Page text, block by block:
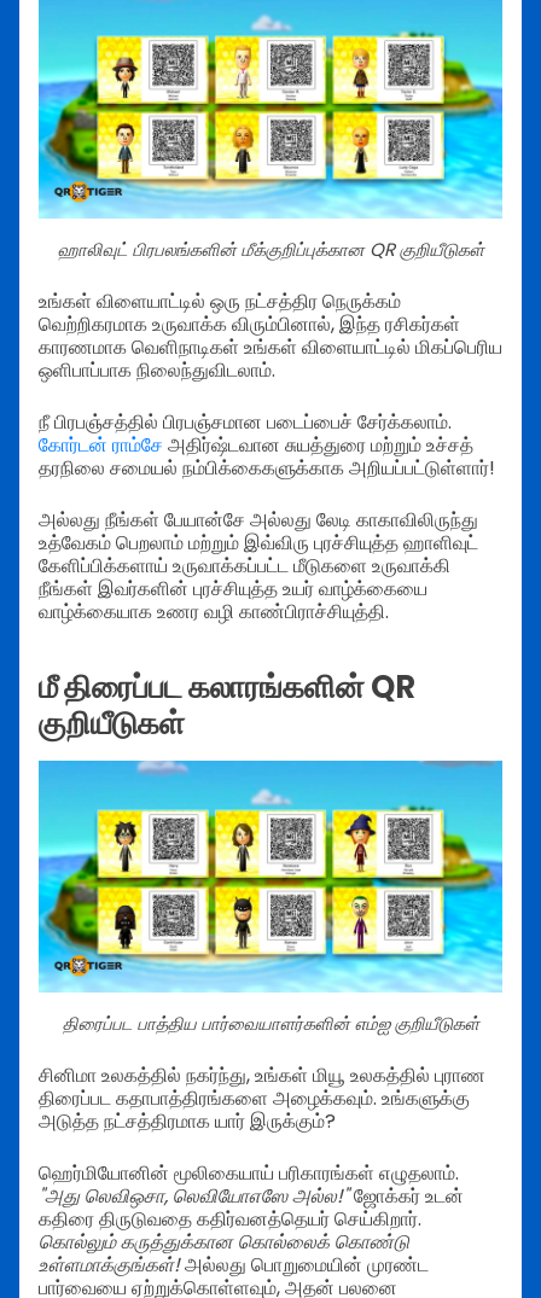
ஹாலிவுட் பிரபலங்களின் மீக்குறிப்புக்கான QR குறியீடுகள்
உங்கள் விளையாட்டில் ஒரு நட்சத்திர நெருக்கம்
வெற்றிகரமாக உருவாக்க விரும்பினால், இந்த ரசிகர்கள்
காரணமாக வெளிநாடிகள் உங்கள் விளையாட்டில் மிகப்பெரிய
ஒளிபாப்பாக நிலைந்துவிடலாம்.
நீ பிரபஞ்சத்தில் பிரபஞ்சமான படைப்பைச் சேர்க்கலாம்.
கோர்டன் ராம்சே அதிர்ஷ்டவான சுயத்துரை மற்றும் உச்சத்
தரநிலை சமையல் நம்பிக்கைகளுக்காக அறியப்பட்டுள்ளார்!
அல்லது நீங்கள் பேயான்சே அல்லது லேடி காகாவிலிருந்து
உத்வேகம் பெறலாம் மற்றும் இவ்விரு புரச்சியுத்த ஹாளிவுட்
கேளிப்பிக்களாய் உருவாக்கப்பட்ட மீடுகளை உருவாக்கி
நீங்கள் இவர்களின் புரச்சியுத்த உயர் வாழ்க்கையை
வாழ்க்கையாக உணர வழி காண்பிராச்சியுத்தி.
மீ திரைப்பட கலாரங்களின் QR
குறியீடுகள்
திரைப்பட பாத்திய பார்வையாளர்களின் எம்ஐ குறியீடுகள்
சினிமா உலகத்தில் நகர்ந்து, உங்கள் மியூ உலகத்தில் புராண
திரைப்பட கதாபாத்திரங்களை அழைக்கவும். உங்களுக்கு
அடுத்த நட்சத்திரமாக யார் இருக்கும்?
ஹெர்மியோனின் மூலிகையாய் பரிகாரங்கள் எழுதலாம்.
"அது லெவிஒசா, லெவியோஎஸே அல்ல!"ஜோக்கர் உடன்
கதிரை திருடுவதை கதிர்வனத்தெயர் செய்கிறார்.
கொல்லும் கருத்துக்கான கொல்லைக் கொண்டு
உள்ளமாக்குங்கள்!அல்லது பொறுமையின் முரண்ட
பார்வையை ஏற்றுக்கொள்ளவும், அதன் பலனை